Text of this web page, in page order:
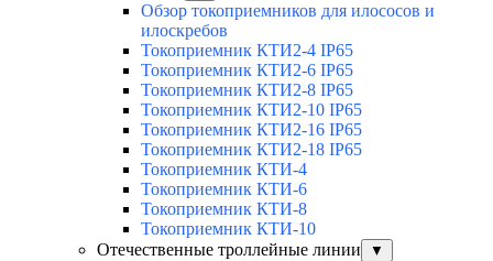
Обзор токоприемников для илососов и
илоскребов
Токоприемник КТИ2-4 IP65
Токоприемник КТИ2-6 IP65
Токоприемник КТИ2-8 IP65
Токоприемник КТИ2-10 IP65
Токоприемник КТИ2-16 IP65
Токоприемник КТИ2-18 IP65
Токоприемник КТИ-4
Токоприемник КТИ-6
Токоприемник КТИ-8
Токоприемник КТИ-10
Отечественные троллейные линии
▼